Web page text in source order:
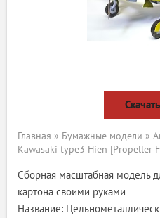
Главная » Бумажные модели »
Kawasaki type3 Hien [Propeller
Сборная масштабная модель
картона своими руками
Название: